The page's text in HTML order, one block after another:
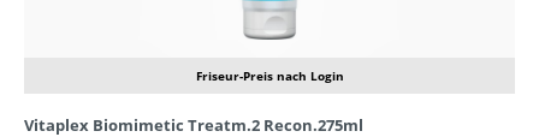
Friseur-Preis nach Login
Vitaplex Biomimetic Treatm.2 Recon.275ml